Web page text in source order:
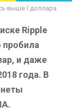
выше 1 доллара
Ripple
пробила
и даже
года. В
.